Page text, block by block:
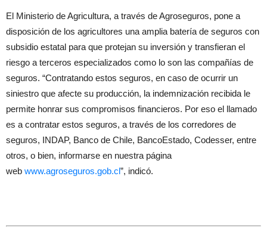
El Ministerio de Agricultura, a través de Agroseguros, pone a
disposición de los agricultores una amplia batería de seguros con
subsidio estatal para que protejan su inversión y transfieran el
riesgo a terceros especializados como lo son las compañías de
seguros. “Contratando estos seguros, en caso de ocurrir un
siniestro que afecte su producción, la indemnización recibida le
permite honrar sus compromisos financieros. Por eso el llamado
es a contratar estos seguros, a través de los corredores de
seguros, INDAP, Banco de Chile, BancoEstado, Codesser, entre
otros, o bien, informarse en nuestra página
web www.agroseguros.gob.cl”, indicó.